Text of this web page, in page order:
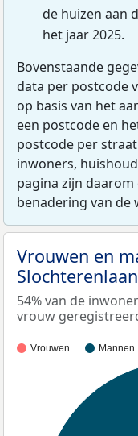
de huizen aan
het jaar 2025.
Bovenstaande
data per postcode
op basis van het
een postcode en
postcode per
inwoners,
pagina zijn
benadering van de
Vrouwen en
Slochterenlaan
54% van de
vrouw
Vrouwen Mannen